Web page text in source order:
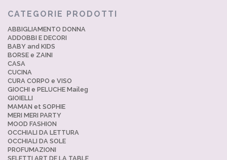
CATEGORIE PRODOTTI
ABBIGLIAMENTO DONNA
ADDOBBI E DECORI
BABY and KIDS
BORSE e ZAINI
CASA
CUCINA
CURA CORPO e VISO
GIOCHI e PELUCHE Maileg
GIOIELLI
MAMAN et SOPHIE
MERI MERI PARTY
MOOD FASHION
OCCHIALI DA LETTURA
OCCHIALI DA SOLE
PROFUMAZIONI
SELETTI ART DE LA TABLE